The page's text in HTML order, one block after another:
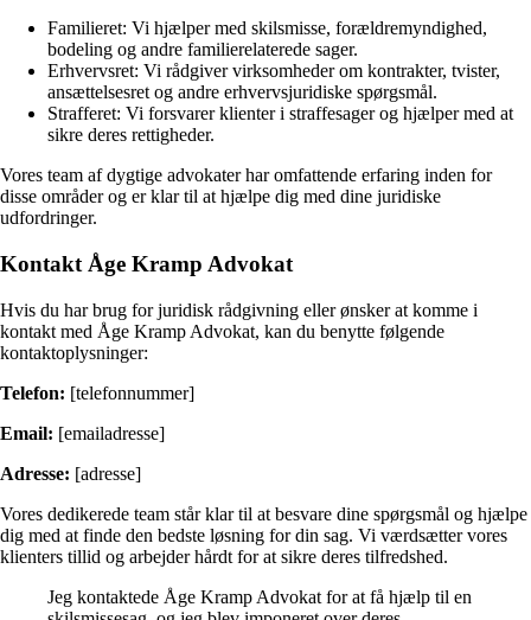
Familieret: Vi hjælper med skilsmisse, forældremyndighed,
bodeling og andre familierelaterede sager.
Erhvervsret: Vi rådgiver virksomheder om kontrakter, tvister,
ansættelsesret og andre erhvervsjuridiske spørgsmål.
Strafferet: Vi forsvarer klienter i straffesager og hjælper med at
sikre deres rettigheder.
Vores team af dygtige advokater har omfattende erfaring inden for
disse områder og er klar til at hjælpe dig med dine juridiske
udfordringer.
Kontakt Åge Kramp Advokat
Hvis du har brug for juridisk rådgivning eller ønsker at komme i
kontakt med Åge Kramp Advokat, kan du benytte følgende
kontaktoplysninger:
Telefon: [telefonnummer]
Email: [emailadresse]
Adresse: [adresse]
Vores dedikerede team står klar til at besvare dine spørgsmål og hjælpe
dig med at finde den bedste løsning for din sag. Vi værdsætter vores
klienters tillid og arbejder hårdt for at sikre deres tilfredshed.
Jeg kontaktede Åge Kramp Advokat for at få hjælp til en